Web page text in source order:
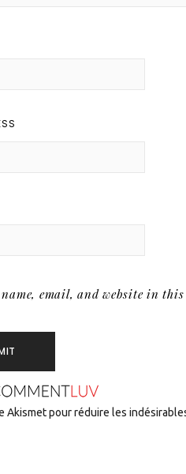
name, email, and website in
Akismet pour réduire les